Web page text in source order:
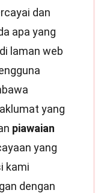
dan
apa yang
laman web
yang
piawaian
yang
kami
dengan